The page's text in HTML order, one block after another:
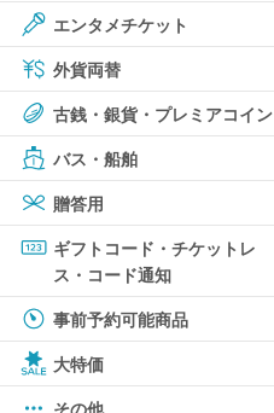
エンタメチケット
外貨両替
古銭・銀貨・プレミアコイン
バス・船舶
贈答用
ギフトコード・チケットレ
ス・コード通知
事前予約可能商品
大特価